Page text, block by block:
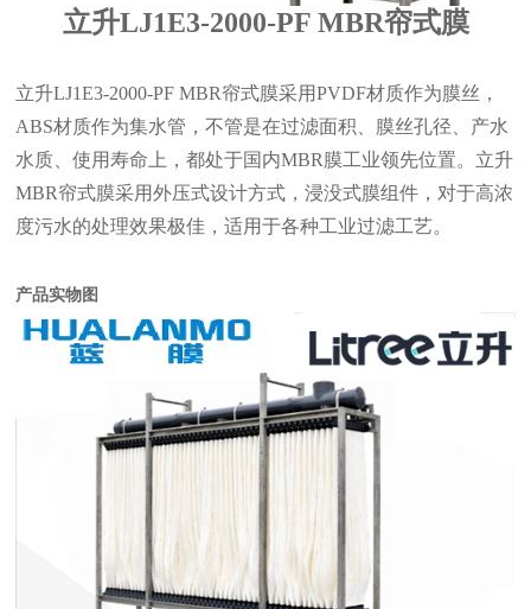
立升LJ1E3-2000-PF MBR帘式膜
立升LJ1E3-2000-PF MBR帘式膜采用PVDF材质作为膜丝，
ABS材质作为集水管，不管是在过滤面积、膜丝孔径、产水
水质、使用寿命上，都处于国内MBR膜工业领先位置。立升
MBR帘式膜采用外压式设计方式，浸没式膜组件，对于高浓
度污水的处理效果极佳，适用于各种工业过滤工艺。
产品实物图